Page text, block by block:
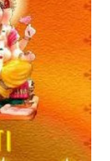
are
are
they are
Lord
for
birth.This
in